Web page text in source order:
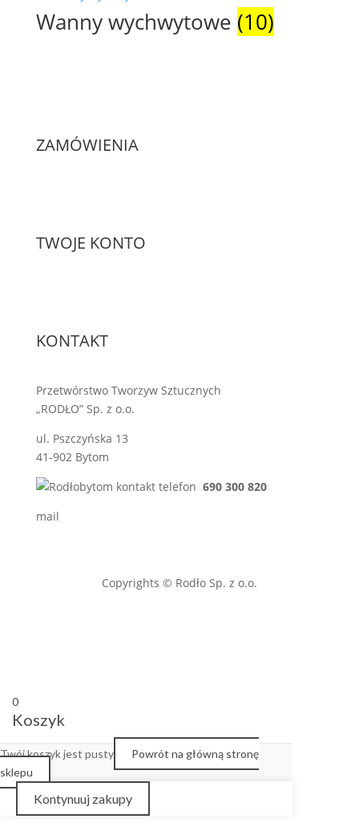
Wanny wychwytowe (10)
ZAMÓWIENIA
TWOJE KONTO
KONTAKT
Przetwórstwo Tworzyw Sztucznych
„RODŁO” Sp. z o.o.
ul. Pszczyńska 13
41-902 Bytom
690 300 820
Copyrights © Rodło Sp. z o.o.
0
Koszyk
Twój koszyk jest pusty
Powrót na główną stronę
sklepu
Kontynuuj zakupy